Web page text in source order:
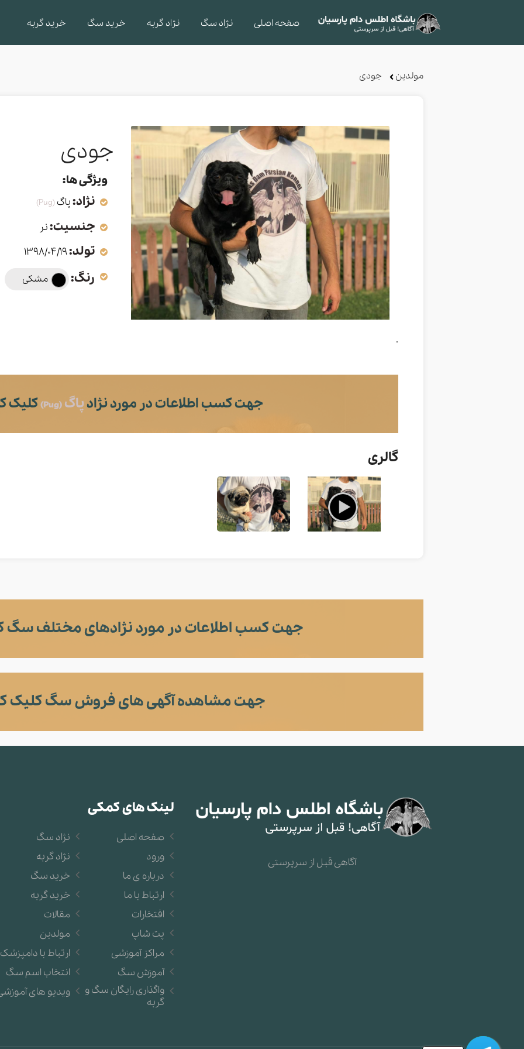
صفحه اصلی نژاد سگ نژاد گربه خرید سگ خرید گربه
مولدین جودی
جودی
ویژگی ها:
نژاد:پاگ (Pug)
جنسیت:نر
تولد:1398/04/19
رنگ: مشکی
.
جهت کسب اطلاعات در مورد نژادپاگ (Pug) کلیک
گالری
جهت کسب اطلاعات در مورد نژادهای مختلف سگ
جهت مشاهده آگهی های فروش سگ کلیک
آگاهی قبل از سرپرستی
لینک های کمکی
نژاد سگ
نژاد گربه
خرید سگ
خرید گربه
مقالات
مولدین
ارتباط با دامپزشک
انتخاب اسم سگ
ویدیو های
صفحه اصلی
ورود
درباره ی ما
ارتباط با ما
افتخارات
پت شاپ
مراکز آموزشی
آموزش سگ
واگذاری رایگان سگ و
گربه